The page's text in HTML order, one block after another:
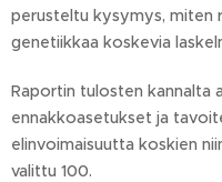
perusteltu kysymys, miten
genetiikkaa koskevia
Raportin tulosten kannalta
ennakkoasetukset ja
elinvoimaisuutta koskien
valittu 100.